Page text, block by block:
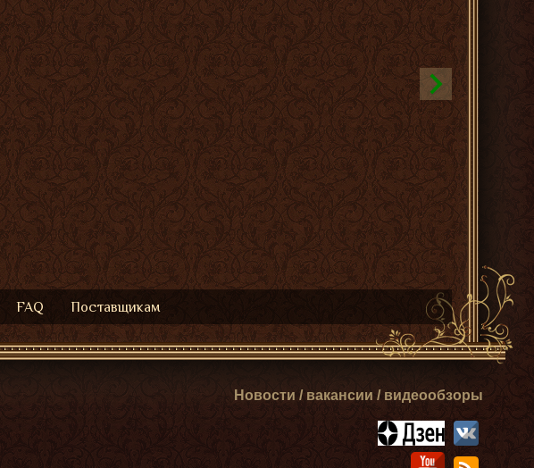
FAQ Поставщикам
Новости / вакансии / видеообзоры